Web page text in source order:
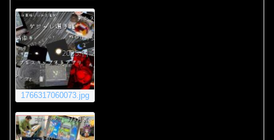
1766317060073.jpg